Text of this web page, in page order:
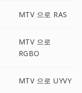
MTV 으로 RAS
MTV 으로
RGBO
MTV 으로 UYVY